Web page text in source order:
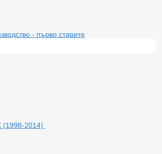
- първо старите